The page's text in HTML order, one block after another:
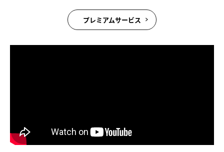
プレミアムサービス